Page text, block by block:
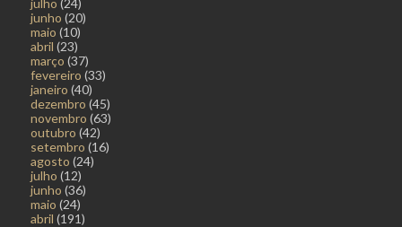
junho (20)
maio (10)
abril (23)
março (37)
fevereiro (33)
janeiro (40)
dezembro (45)
novembro (63)
outubro (42)
setembro (16)
agosto (24)
julho (12)
junho (36)
maio (24)
abril (191)